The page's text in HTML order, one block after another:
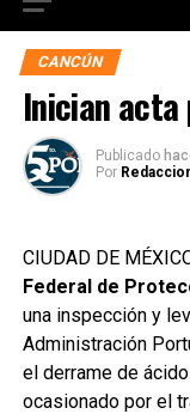
CANCÚN
Inician
Publicado
Por
CIUDAD DE
Federal de
una inspección y
Administración
el derrame de
ocasionado por el